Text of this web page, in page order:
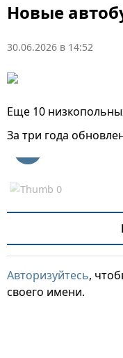
Новые
30.06.2026 в 14:52
Еще 10
За три года
Авторизуйтесь,
своего имени.